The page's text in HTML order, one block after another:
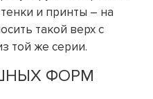
и принты – на
такой верх с
той же серии.
ФОРМ